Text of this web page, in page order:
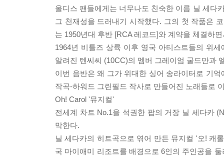
올디스 팬들에게는 너무나도 친숙한 이름 닐 세다
그 천재성을 드러내기 시작했다. 그의 첫 작품은
는 1950년대 후반 [RCA 레코드]와 계약을 체결하
1964년 비틀즈 상륙 이후 영국 아티스트들의 위세
알려진 텐씨씨 (10CC)의 멤버 그레이엄 굴드만과
이번 음반은 왜 그가 위대한 싱어 송라이터로 기
작곡-하워드 그린필드 작사로 만들어진 노래들로
Oh! Carol '뮤지컬'
전세계 차트 No.1을 석권한 팝의 거장 닐 세다카
막한다.
닐 세다카의 히트곡으로 엮어 만든 뮤지컬 '오! 캐
국 마이애미 리조트를 배경으로 6인의 주인공을